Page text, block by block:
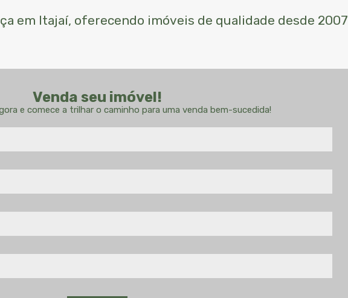
em Itajaí, oferecendo imóveis de qualidade desde 2007
Venda seu imóvel!
e comece a trilhar o caminho para uma venda bem-sucedida!